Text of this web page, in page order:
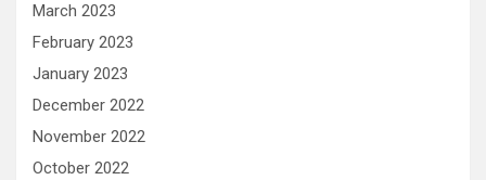
March 2023
February 2023
January 2023
December 2022
November 2022
October 2022